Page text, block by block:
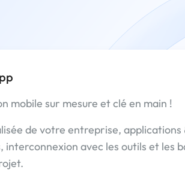
mobile sur mesure et clé en main !
de votre entreprise, applications
interconnexion avec les outils et les